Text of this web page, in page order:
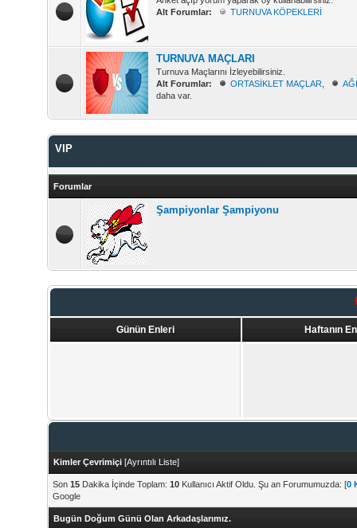
Alt Forumlar:
TURNUVA KÖPEKLERİ
TURNUVA MAÇLARI
Turnuva Maçlarını İzleyebilirsiniz.
Alt Forumlar:
ORTASİKLET MAÇLAR
daha var.
VIP
Forumlar
Şampiyonlar Şampiyonu
Günün Enleri Haftanın
Kimler Çevrimiçi [Ayrıntılı Liste]
Son 15 Dakika İçinde Toplam: 10 Kullanıcı Aktif Oldu. Şu an Forumumuzda: [0
Google
Bugün Doğum Günü Olan Arkadaşlarımız.